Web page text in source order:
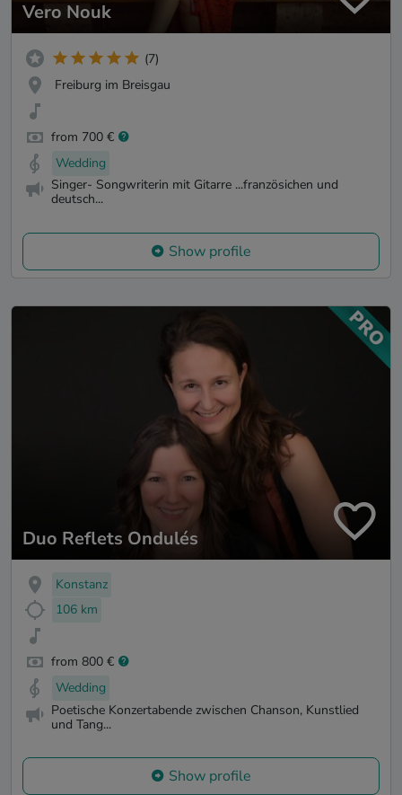
Vero Nouk
(7)
Freiburg im Breisgau
from 700 €
Wedding
Singer- Songwriterin mit Gitarre ...französichen und
deutsch...
Show profile
Duo Reflets Ondulés
Konstanz
106 km
from 800 €
Wedding
Poetische Konzertabende zwischen Chanson, Kunstlied
und Tang...
Show profile